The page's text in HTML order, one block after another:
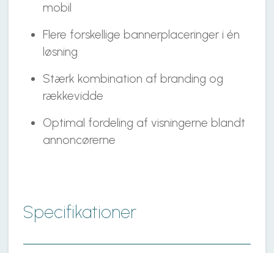
mobil
Flere forskellige bannerplaceringer i én
løsning
Stærk kombination af branding og
rækkevidde
Optimal fordeling af visningerne blandt
annoncørerne
Specifikationer